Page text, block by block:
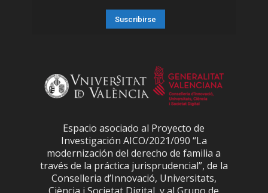
Espacio asociado al Proyecto de
Investigación AICO/2021/090 “La
modernización del derecho de familia a
través de la práctica jurisprudencial”, de la
Conselleria d’Innovació, Universitats,